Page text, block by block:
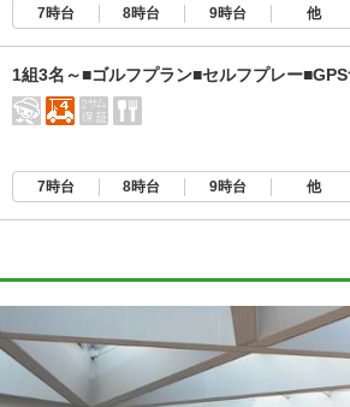
7時台 8時台 9時台 他
1組3名～■ゴルフプラン■セルフプレー
7時台 8時台 9時台 他